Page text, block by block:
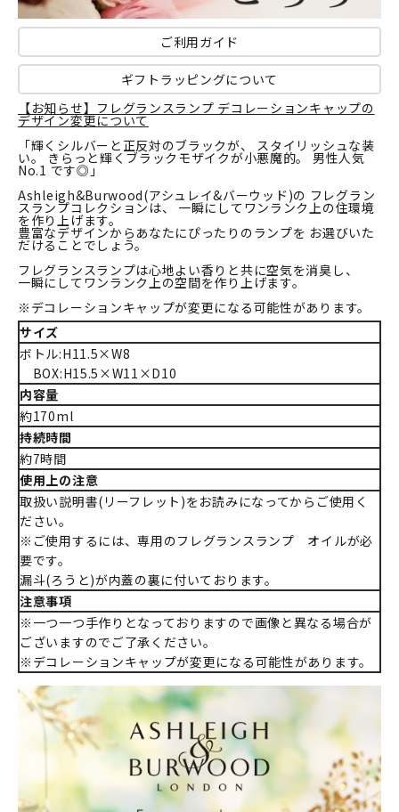
ご利用ガイド
ギフトラッピングについて
【お知らせ】フレグランスランプ デコレーションキャップの
デザイン変更について
「輝くシルバーと正反対のブラックが、 スタイリッシュな装
い。 きらっと輝くブラックモザイクが小悪魔的。 男性人気
No.1 です◎」
Ashleigh&Burwood(アシュレイ&バーウッド)の フレグラン
スランプコレクションは、 一瞬にしてワンランク上の住環境
を作り上げます。
豊富なデザインからあなたにぴったりのランプを お選びいた
だけることでしょう。
フレグランスランプは心地よい香りと共に空気を消臭し、
一瞬にしてワンランク上の空間を作り上げます。
※デコレーションキャップが変更になる可能性があります。
サイズ
ボトル:H11.5×W8
BOX:H15.5×W11×D10
内容量
約170ml
持続時間
約7時間
使用上の注意
取扱い説明書(リーフレット)をお読みになってからご使用く
ださい。
※ご使用するには、専用のフレグランスランプ オイルが必
要です。
漏斗(ろうと)が内蓋の裏に付いております。
注意事項
※一つ一つ手作りとなっておりますので画像と異なる場合が
ございますのでご了承ください。
※デコレーションキャップが変更になる可能性があります。